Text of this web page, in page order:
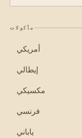
مأكولات
أمريكي
إيطالي
مكسيكي
فرنسي
ياباني